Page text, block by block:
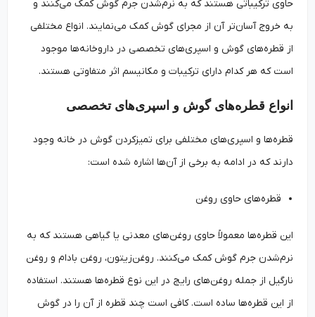
حاوی ترکیباتی هستند که به نرم‌شدن جرم گوش کمک می‌کنند و
به خروج آسان‌تر آن از مجرای گوش کمک می‌نمایند. انواع مختلفی
از قطره‌های گوش و اسپری‌های تخصصی در داروخانه‌ها موجود
است که هر کدام دارای ترکیبات و مکانیسم اثر متفاوتی هستند.
انواع قطره‌های گوش و اسپری‌های تخصصی
قطره‌ها و اسپری‌های مختلفی برای تمیزکردن گوش در خانه وجود
دارند که در ادامه به برخی از آن‌ها اشاره شده است:
قطره‌های حاوی روغن
این قطره‌ها معمولاً حاوی روغن‌های معدنی یا گیاهی هستند که به
نرم‌شدن جرم گوش کمک می‌کنند. روغن‌زیتون، روغن بادام و روغن
نارگیل از جمله روغن‌های رایج در این نوع قطره‌ها هستند. استفاده
از این قطره‌ها ساده است. کافی است چند قطره از آن را در گوش